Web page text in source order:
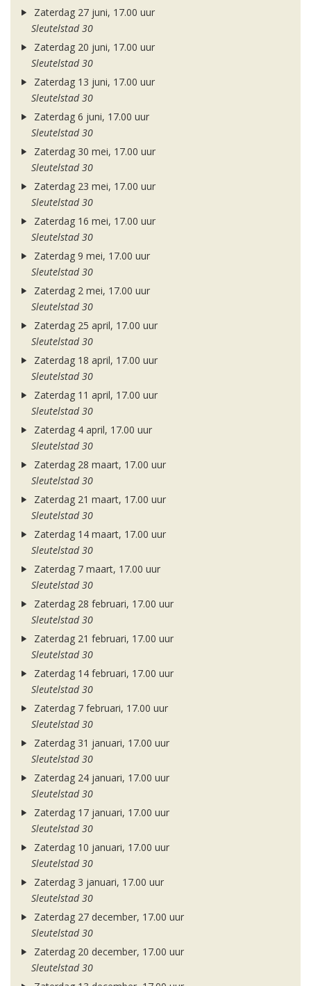
Zaterdag 27 juni, 17.00 uur
Sleutelstad 30
Zaterdag 20 juni, 17.00 uur
Sleutelstad 30
Zaterdag 13 juni, 17.00 uur
Sleutelstad 30
Zaterdag 6 juni, 17.00 uur
Sleutelstad 30
Zaterdag 30 mei, 17.00 uur
Sleutelstad 30
Zaterdag 23 mei, 17.00 uur
Sleutelstad 30
Zaterdag 16 mei, 17.00 uur
Sleutelstad 30
Zaterdag 9 mei, 17.00 uur
Sleutelstad 30
Zaterdag 2 mei, 17.00 uur
Sleutelstad 30
Zaterdag 25 april, 17.00 uur
Sleutelstad 30
Zaterdag 18 april, 17.00 uur
Sleutelstad 30
Zaterdag 11 april, 17.00 uur
Sleutelstad 30
Zaterdag 4 april, 17.00 uur
Sleutelstad 30
Zaterdag 28 maart, 17.00 uur
Sleutelstad 30
Zaterdag 21 maart, 17.00 uur
Sleutelstad 30
Zaterdag 14 maart, 17.00 uur
Sleutelstad 30
Zaterdag 7 maart, 17.00 uur
Sleutelstad 30
Zaterdag 28 februari, 17.00 uur
Sleutelstad 30
Zaterdag 21 februari, 17.00 uur
Sleutelstad 30
Zaterdag 14 februari, 17.00 uur
Sleutelstad 30
Zaterdag 7 februari, 17.00 uur
Sleutelstad 30
Zaterdag 31 januari, 17.00 uur
Sleutelstad 30
Zaterdag 24 januari, 17.00 uur
Sleutelstad 30
Zaterdag 17 januari, 17.00 uur
Sleutelstad 30
Zaterdag 10 januari, 17.00 uur
Sleutelstad 30
Zaterdag 3 januari, 17.00 uur
Sleutelstad 30
Zaterdag 27 december, 17.00 uur
Sleutelstad 30
Zaterdag 20 december, 17.00 uur
Sleutelstad 30